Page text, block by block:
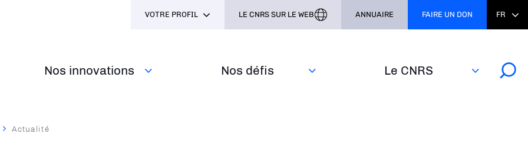
Nos innovations Nos défis‎ Le CNRS
VOTRE PROFIL LE CNRS SUR LE WEB ANNUAIRE FAIRE UN DON FR
Actualité